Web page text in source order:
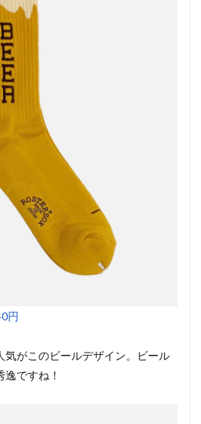
円
気がこのビールデザイン。ビール
ですね！